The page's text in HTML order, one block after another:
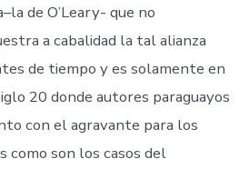
de O’Leary- que no
a cabalidad la tal alianza
de tiempo y es solamente en
20 donde autores paraguayos
con el agravante para los
son los casos del